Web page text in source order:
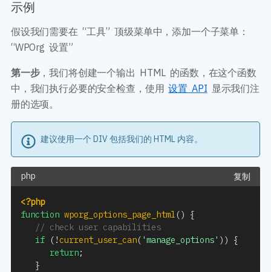
示例
假设我们需要在 “工具” 顶级菜单中，添加一个子菜单：
“WPOrg 设置”
第一步，我们将创建一个输出 HTML 的函数，在这个函数
中，我们执行必要的安全检查，使用设置 API 显示我们注
册的选项。
建议使用一个 DIV 包括我们的 HTML 内容。
复制
<?php
function wporg_options_page_html()
{
// check user capabilities
if ( !current_user_can( 'manage_options' ) )
{
return;
}